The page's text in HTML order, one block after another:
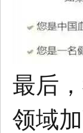
最后
领域